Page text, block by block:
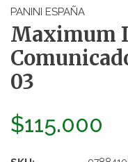
PANINI ESPAÑA
Maximum
03
$115.000